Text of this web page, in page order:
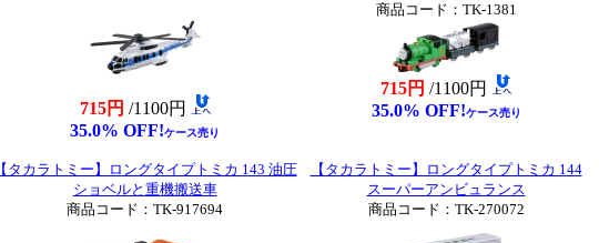
715円 /1100円
35.0% OFF!ケース売り
商品コード：TK-1381
715円 /1100円
35.0% OFF!ケース売り
【タカラトミー】ロングタイプトミカ 143 油圧
ショベルと重機搬送車
商品コード：TK-917694
【タカラトミー】ロングタイプトミカ 144
スーパーアンビュランス
商品コード：TK-270072